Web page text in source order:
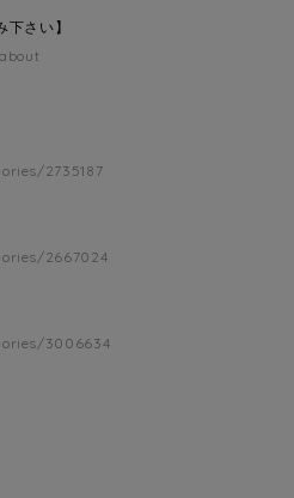
下さい】
2735187
2667024
3006634